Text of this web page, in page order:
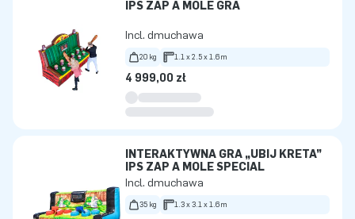
IPS ZAP A MOLE GRA
Incl. dmuchawa
20 kg 1.1 x 2.5 x 1.6m
4 999,00 zł
INTERAKTYWNA GRA „UBIJ KRETA”
IPS ZAP A MOLE SPECIAL
Incl. dmuchawa
35 kg 1.3 x 3.1 x 1.6m